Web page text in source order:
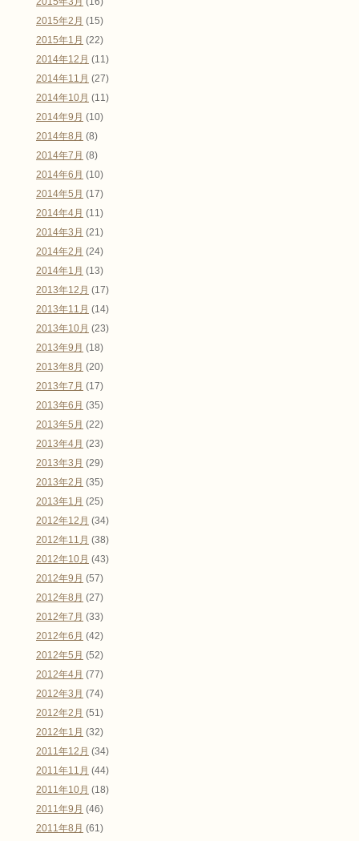
2015年2月 (15)
2015年1月 (22)
2014年12月 (11)
2014年11月 (27)
2014年10月 (11)
2014年9月 (10)
2014年8月 (8)
2014年7月 (8)
2014年6月 (10)
2014年5月 (17)
2014年4月 (11)
2014年3月 (21)
2014年2月 (24)
2014年1月 (13)
2013年12月 (17)
2013年11月 (14)
2013年10月 (23)
2013年9月 (18)
2013年8月 (20)
2013年7月 (17)
2013年6月 (35)
2013年5月 (22)
2013年4月 (23)
2013年3月 (29)
2013年2月 (35)
2013年1月 (25)
2012年12月 (34)
2012年11月 (38)
2012年10月 (43)
2012年9月 (57)
2012年8月 (27)
2012年7月 (33)
2012年6月 (42)
2012年5月 (52)
2012年4月 (77)
2012年3月 (74)
2012年2月 (51)
2012年1月 (32)
2011年12月 (34)
2011年11月 (44)
2011年10月 (18)
2011年9月 (46)
2011年8月 (61)